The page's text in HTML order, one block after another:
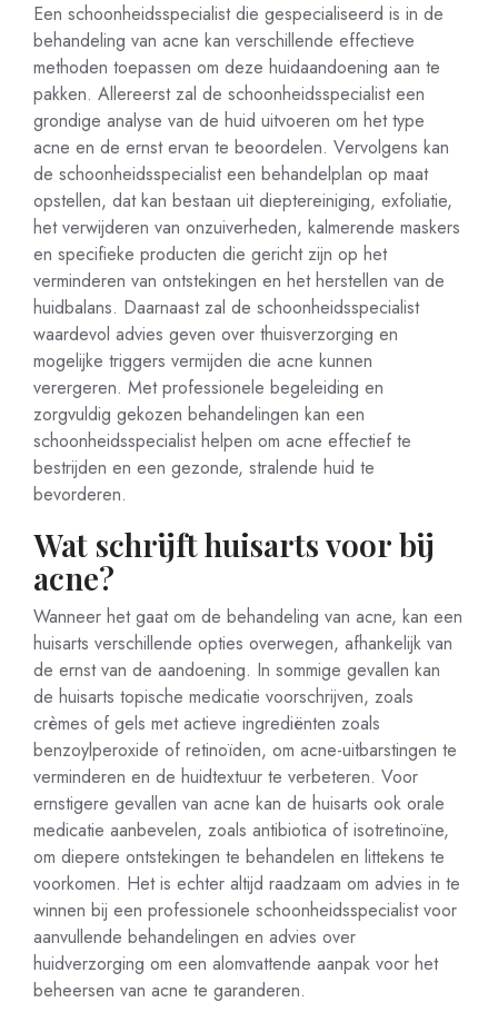
Een schoonheidsspecialist die gespecialiseerd is in de
behandeling van acne kan verschillende effectieve
methoden toepassen om deze huidaandoening aan te
pakken. Allereerst zal de schoonheidsspecialist een
grondige analyse van de huid uitvoeren om het type
acne en de ernst ervan te beoordelen. Vervolgens kan
de schoonheidsspecialist een behandelplan op maat
opstellen, dat kan bestaan uit dieptereiniging, exfoliatie,
het verwijderen van onzuiverheden, kalmerende maskers
en specifieke producten die gericht zijn op het
verminderen van ontstekingen en het herstellen van de
huidbalans. Daarnaast zal de schoonheidsspecialist
waardevol advies geven over thuisverzorging en
mogelijke triggers vermijden die acne kunnen
verergeren. Met professionele begeleiding en
zorgvuldig gekozen behandelingen kan een
schoonheidsspecialist helpen om acne effectief te
bestrijden en een gezonde, stralende huid te
bevorderen.
Wat schrijft huisarts voor bij
acne?
Wanneer het gaat om de behandeling van acne, kan een
huisarts verschillende opties overwegen, afhankelijk van
de ernst van de aandoening. In sommige gevallen kan
de huisarts topische medicatie voorschrijven, zoals
crèmes of gels met actieve ingrediënten zoals
benzoylperoxide of retinoïden, om acne-uitbarstingen te
verminderen en de huidtextuur te verbeteren. Voor
ernstigere gevallen van acne kan de huisarts ook orale
medicatie aanbevelen, zoals antibiotica of isotretinoïne,
om diepere ontstekingen te behandelen en littekens te
voorkomen. Het is echter altijd raadzaam om advies in te
winnen bij een professionele schoonheidsspecialist voor
aanvullende behandelingen en advies over
huidverzorging om een alomvattende aanpak voor het
beheersen van acne te garanderen.